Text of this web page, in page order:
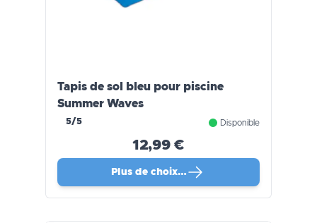
Tapis de sol bleu pour piscine
Summer Waves
5/5 Disponible
12,99 €
Plus de choix…